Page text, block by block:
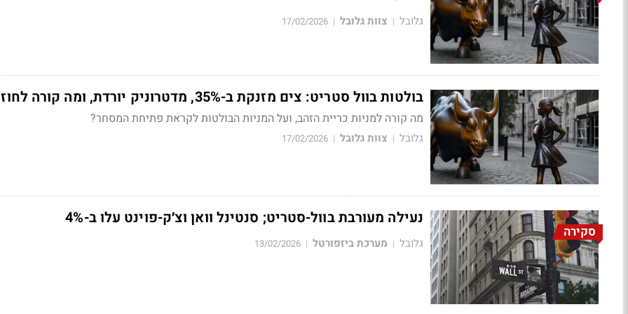
גלובל | צוות גלובל |
17/02/2026
בולטות בוול סטריט: צים מזנקת ב-35%, מדטרוניק יורדת, ומה קורה לחוזים?
מה קורה למניות כריית הזהב, ועל המניות הבולטות לקראת פתיחת המסחר?
גלובל | צוות גלובל |
17/02/2026
סקירה
נעילה מעורבת בוול-סטריט; סנטינל וואן וצ׳ק-פוינט עלו ב-4%
גלובל | מערכת ביזפורטל |
13/02/2026